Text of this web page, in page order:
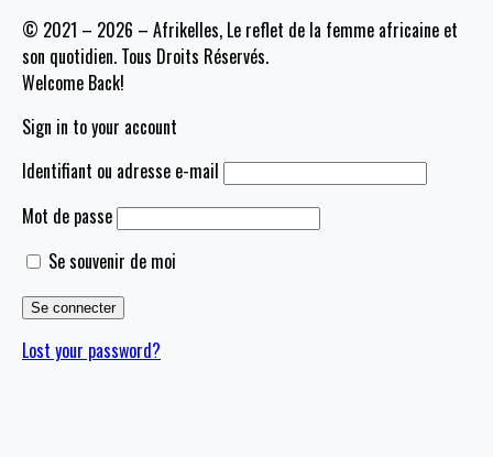
© 2021 – 2026 – Afrikelles, Le reflet de la femme africaine et
son quotidien. Tous Droits Réservés.
Welcome Back!
Sign in to your account
Identifiant ou adresse e-mail
Mot de passe
Se souvenir de moi
Lost your password?